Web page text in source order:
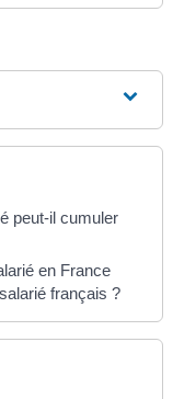
peut-il cumuler
en France
français ?